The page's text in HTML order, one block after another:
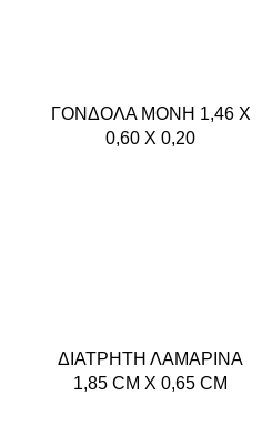
ΓΟΝΔΟΛΑ ΜΟΝΗ 1,46 X
0,60 X 0,20
ΔΙΑΤΡΗΤΗ ΛΑΜΑΡΙΝΑ
1,85 CM X 0,65 CM